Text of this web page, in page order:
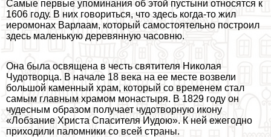
Самые первые упоминания об этой пустыни относятся к
1606 году. В них говориться, что здесь когда-то жил
иеромонах Варлаам, который самостоятельно построил
здесь маленькую деревянную часовню.
Она была освящена в честь святителя Николая
Чудотворца. В начале 18 века на ее месте возвели
большой каменный храм, который со временем стал
самым главным храмом монастыря. В 1829 году он
чудесным образом получает чудотворную икону
«Лобзание Христа Спасителя Иудою». К ней ежегодно
приходили паломники со всей страны.